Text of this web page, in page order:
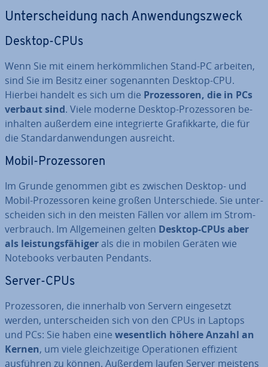
Un­ter­schei­dung nach An­wen­dungs­zweck
Desktop-CPUs
Wenn Sie mit einem her­kömm­li­chen Stand-PC arbeiten,
sind Sie im Besitz einer so­ge­nann­ten Desktop-CPU.
Hierbei handelt es sich um die Pro­zes­so­ren, die in PCs
verbaut sind. Viele moderne Desktop-Pro­zes­so­ren be­
inhal­ten außerdem eine in­te­grier­te Gra­fik­kar­te, die für
die Stan­dard­an­wen­dun­gen ausreicht.
Mobil-Pro­zes­so­ren
Im Grunde genommen gibt es zwischen Desktop- und
Mobil-Pro­zes­so­ren keine großen Un­ter­schie­de. Sie un­ter­
schei­den sich in den meisten Fällen vor allem im Strom­
ver­brauch. Im All­ge­mei­nen gelten Desktop-CPUs aber
als leis­tungs­fä­hi­gerals die in mobilen Geräten wie
Notebooks verbauten Pendants.
Server-CPUs
Pro­zes­so­ren, die innerhalb von Servern ein­ge­setzt
werden, un­ter­schei­den sich von den CPUs in Laptops
und PCs: Sie haben eine we­sent­lich höhere Anzahl an
Kernen, um viele gleich­zei­ti­ge Ope­ra­tio­nen effizient
ausführen zu können. Außerdem laufen Server meistens